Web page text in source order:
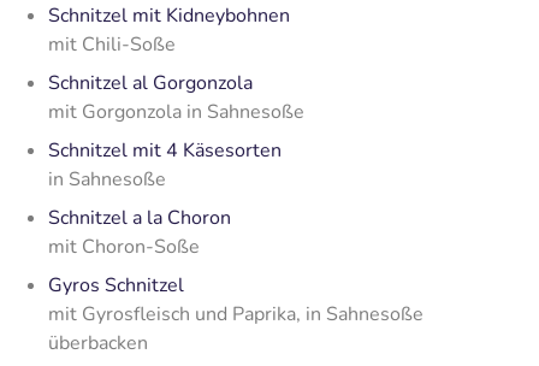
Schnitzel mit Kidneybohnen
mit Chili-Soße
Schnitzel al Gorgonzola
mit Gorgonzola in Sahnesoße
Schnitzel mit 4 Käsesorten
in Sahnesoße
Schnitzel a la Choron
mit Choron-Soße
Gyros Schnitzel
mit Gyrosfleisch und Paprika, in Sahnesoße
überbacken